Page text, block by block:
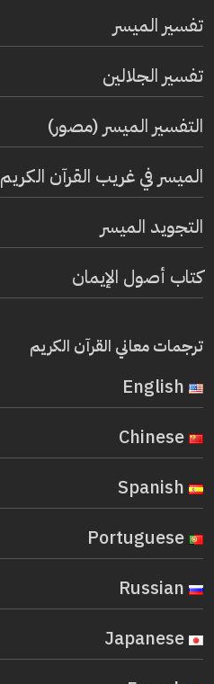
تفسير المیسر
تفسير الجلالين
التفسير الميسر (مصور)
الميسر في غريب القرآن الكريم
التجويد الميسر
كتاب أصول الإيمان
ترجمات معاني القرآن الكريم